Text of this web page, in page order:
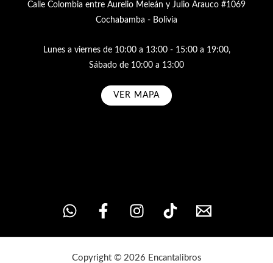
Calle Colombia entre Aurelio Meleán y Julio Arauco #1069
Cochabamba - Bolivia
Lunes a viernes de 10:00 a 13:00 - 15:00 a 19:00,
Sábado de 10:00 a 13:00
VER MAPA
Copyright © 2026 Encantalibros